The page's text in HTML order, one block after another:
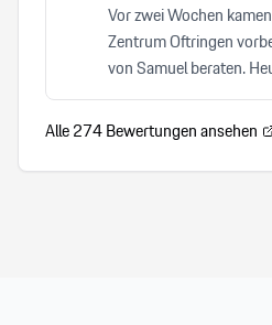
Vor zwei Wochen
Zentrum Oftringen
von Samuel beraten.
Auto abholen und
können Samuel von
Porsche Zentrum
Herzlicher,
Alle274Bewertungen ansehen